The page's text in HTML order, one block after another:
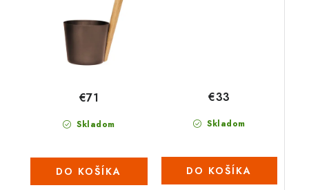
Skladom
€71
DO KOŠÍKA
Skladom
€33
DO KOŠÍKA